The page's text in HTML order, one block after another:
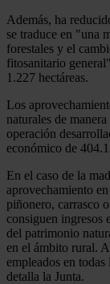
Además, ha
se traduce en "una
forestales y el
fitosanitario
1.227 hectáreas.
Los
naturales de
operación
económico de
En el caso de la
aprovechamiento
piñonero, carrasco
consiguen ingresos
del patrimonio
en el ámbito rural.
empleados en
detalla la Junta.